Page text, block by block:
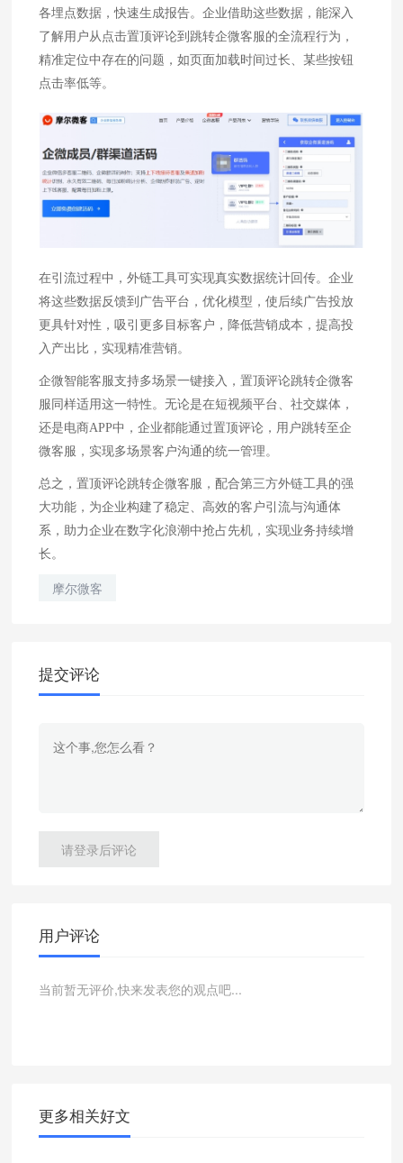
各埋点数据，快速生成报告。企业借助这些数据，能深入
了解用户从点击置顶评论到跳转企微客服的全流程行为，
精准定位中存在的问题，如页面加载时间过长、某些按钮
点击率低等。
在引流过程中，外链工具可实现真实数据统计回传。企业
将这些数据反馈到广告平台，优化模型，使后续广告投放
更具针对性，吸引更多目标客户，降低营销成本，提高投
入产出比，实现精准营销。
企微智能客服支持多场景一键接入，置顶评论跳转企微客
服同样适用这一特性。无论是在短视频平台、社交媒体，
还是电商APP中，企业都能通过置顶评论，用户跳转至企
微客服，实现多场景客户沟通的统一管理。
总之，置顶评论跳转企微客服，配合第三方外链工具的强
大功能，为企业构建了稳定、高效的客户引流与沟通体
系，助力企业在数字化浪潮中抢占先机，实现业务持续增
长。
摩尔微客
提交评论
请登录后评论
用户评论
当前暂无评价,快来发表您的观点吧...
更多相关好文